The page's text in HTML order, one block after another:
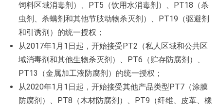
饲料区域消毒剂）、PT5（饮用水消毒剂）、PT18（杀
虫剂、杀螨剂和其他节肢动物杀灭剂）、PT19（驱避剂
和引诱剂）的统一授权；
从2017年1月1日起，开始接受PT2（私人区域和公共区
域消毒剂和其他生物杀灭剂）、PT6（贮存防腐剂）、
PT13（金属加工液防腐剂）的统一授权；
从2020年1月1日起，开始接受其他产品类型PT7（涂膜
防腐剂）、PT8（木材防腐剂）、PT9（纤维、皮革、橡